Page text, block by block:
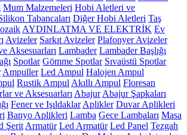
Mum Malzemeleri Hobi Aletleri ve
Tabancaları Diğer Hobi Aletleri Taş
AYDINLATMA VE ELEKTRİK Ev
Avizeler Sarkıt Avizeler Plafonyer Avizeler
Aksesuarları Lambader Lambader Başlığı
Spotlar Gömme Spotlar Sıvaüstü Spotlar
Ampuller Led Ampul Halojen Ampul
Rustik Ampul Akıllı Ampul Floresan
ve Aksesuarları Abajur Abajur Şapkaları
Fener ve Işıldaklar Aplikler Duvar Aplikleri
Banyo Aplikleri Lamba Gece Lambaları Masa
Şerit Armatür Led Armatür Led Panel Tezgah